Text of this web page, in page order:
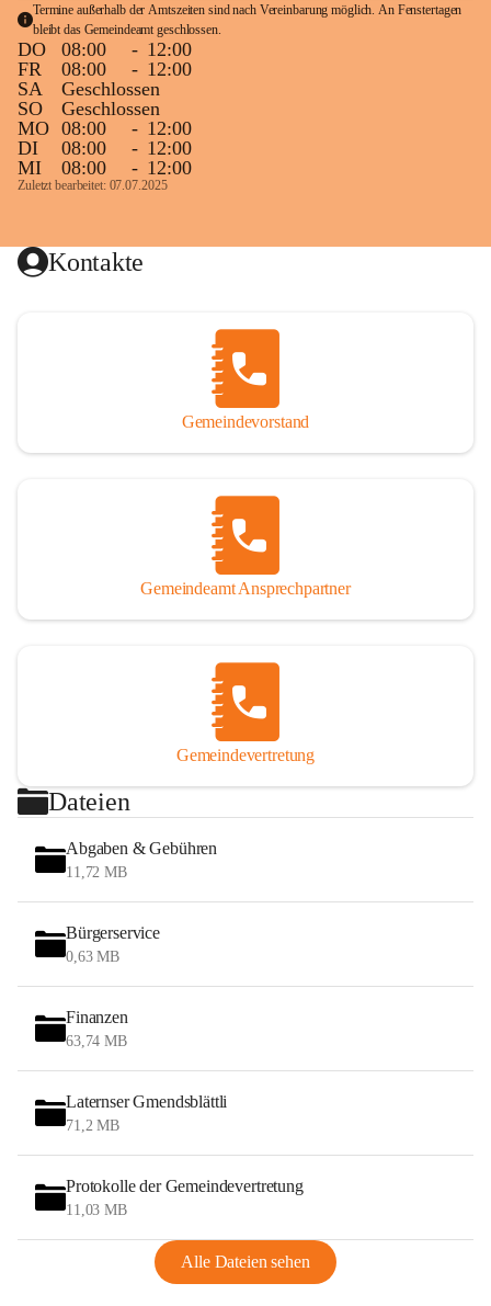
Termine außerhalb der Amtszeiten sind nach Vereinbarung möglich. An Fenstertagen
bleibt das Gemeindeamt geschlossen.
DO 08:00 - 12:00
FR
08:00 - 12:00
SA
Geschlossen
SO
Geschlossen
MO 08:00 - 12:00
DI
08:00 - 12:00
MI
08:00 - 12:00
Zuletzt bearbeitet: 07.07.2025
Kontakte
Gemeindevorstand
Gemeindeamt Ansprechpartner
Gemeindevertretung
Dateien
Abgaben & Gebühren
11,72 MB
Bürgerservice
0,63 MB
Finanzen
63,74 MB
Laternser Gmendsblättli
71,2 MB
Protokolle der Gemeindevertretung
11,03 MB
Alle Dateien sehen